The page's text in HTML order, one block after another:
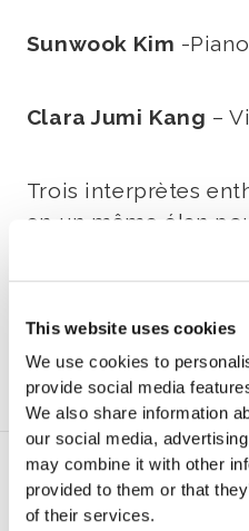
This website uses cookies
We use cookies to
provide social media
We also share information
our social media,
may combine it with other
provided to them or that
of their services.
Sunwook Kim -Piano
Clara Jumi Kang –
Trois interprètes
en un même élan
talent le poignant
mémoire d’un grand
Programme